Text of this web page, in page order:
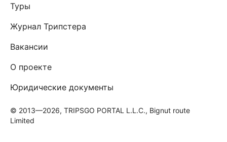
Туры
Журнал Трипстера
Вакансии
О проекте
Юридические документы
© 2013—2026, TRIPSGO PORTAL L.L.C., Bignut route
Limited